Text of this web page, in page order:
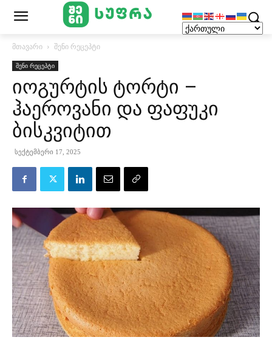
მთავარი შენი რეცეპტი
შენი რეცეპტი
იოგურტის ტორტი –
ჰაეროვანი და ფაფუკი
ბისკვიტით
სექტემბერი 17, 2025